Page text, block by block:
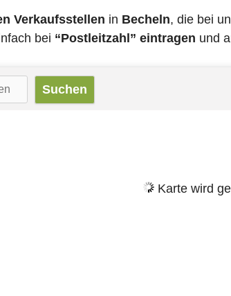
Verkaufsstellen in Becheln, die bei
bei “Postleitzahl” eintragen und
Karte wird